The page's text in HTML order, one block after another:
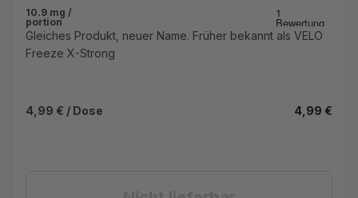
10.9 mg /
portion
Gleiches Produkt, neuer Name. Früher bekannt als VELO
Freeze X-Strong
4,99 € / Dose 4,99 €